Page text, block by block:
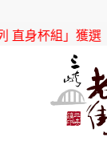
選「2026新北